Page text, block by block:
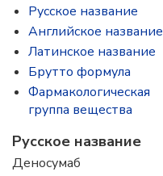
Русское название
Английское название
Латинское название
Брутто формула
Фармакологическая
группа вещества
Русское название
Деносумаб